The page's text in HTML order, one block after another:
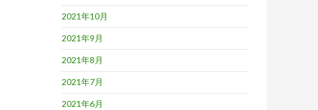
2021年10月
2021年9月
2021年8月
2021年7月
2021年6月